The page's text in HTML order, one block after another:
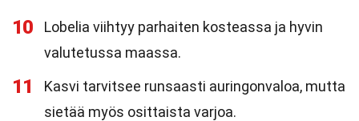
10
Lobelia viihtyy parhaiten kosteassa ja hyvin
valutetussa maassa.
11
Kasvi tarvitsee runsaasti auringonvaloa, mutta
sietää myös osittaista varjoa.